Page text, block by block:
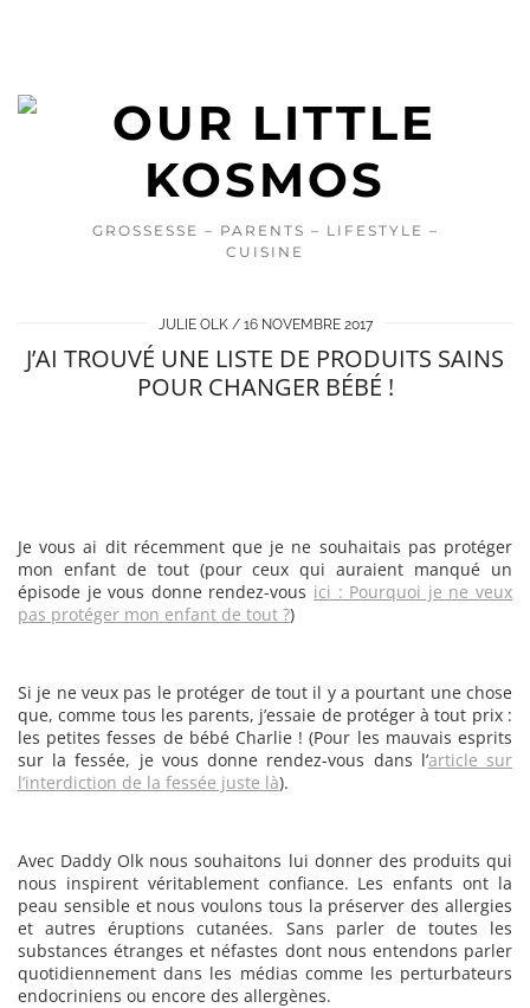
GROSSESSE – PARENTS – LIFESTYLE –
CUISINE
JULIE OLK 16 NOVEMBRE 2017
J’AI TROUVÉ UNE LISTE DE PRODUITS SAINS
POUR CHANGER BÉBÉ !
Je vous ai dit récemment que je ne souhaitais pas protéger
mon enfant de tout (pour ceux qui auraient manqué un
épisode je vous donne rendez-vous ici : Pourquoi je ne veux
pas protéger mon enfant de tout ?)
Si je ne veux pas le protéger de tout il y a pourtant une chose
que, comme tous les parents, j’essaie de protéger à tout prix :
les petites fesses de bébé Charlie ! (Pour les mauvais esprits
sur la fessée, je vous donne rendez-vous dans l’article sur
l’interdiction de la fessée juste là).
Avec Daddy Olk nous souhaitons lui donner des produits qui
nous inspirent véritablement confiance. Les enfants ont la
peau sensible et nous voulons tous la préserver des allergies
et autres éruptions cutanées. Sans parler de toutes les
substances étranges et néfastes dont nous entendons parler
quotidiennement dans les médias comme les perturbateurs
endocriniens ou encore des allergènes.